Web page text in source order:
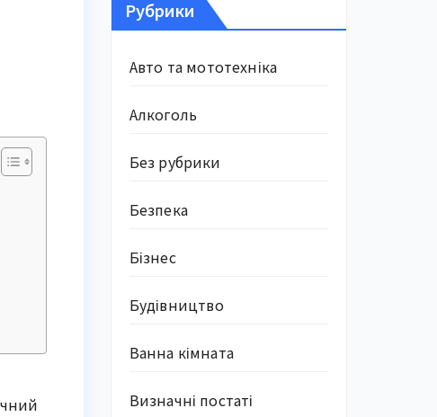
Рубрики
Авто та мототехніка
Алкоголь
Без рубрики
Безпека
Бізнес
Будівництво
Ванна кімната
Визначні постаті